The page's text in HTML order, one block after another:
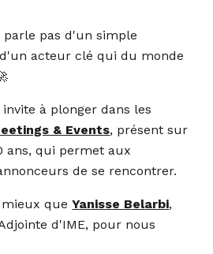
parle pas d'un simple
acteur clé qui du monde
à plonger dans les
& Events, présent sur
ans, qui permet aux
de se rencontrer.
mieux queYanisse Belarbi,
d'IME, pour nous